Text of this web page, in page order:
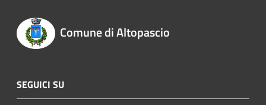
Comune di Altopascio
SEGUICI SU